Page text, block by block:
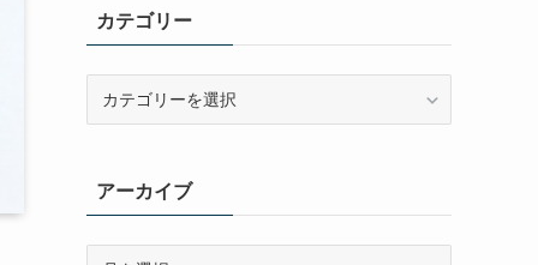
カテゴリー
ーアーカイブ